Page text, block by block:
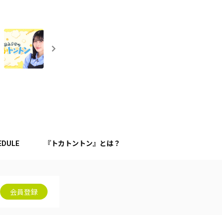
『トカトントン』とは？
会員登録